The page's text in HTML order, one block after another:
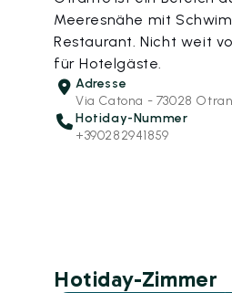
Meeresnähe mit
Restaurant. Nicht weit
für Hotelgäste.
Adresse
Via Catona - 73028
Hotiday-Nummer
+390282941859
Hotiday-Zimmer